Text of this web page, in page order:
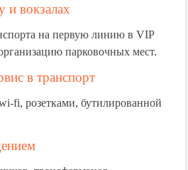
и вокзалах
на первую линию в VIP
парковочных мест.
в транспорт
fi, розетками, бутилированной